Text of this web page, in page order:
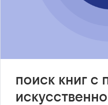
поиск книг